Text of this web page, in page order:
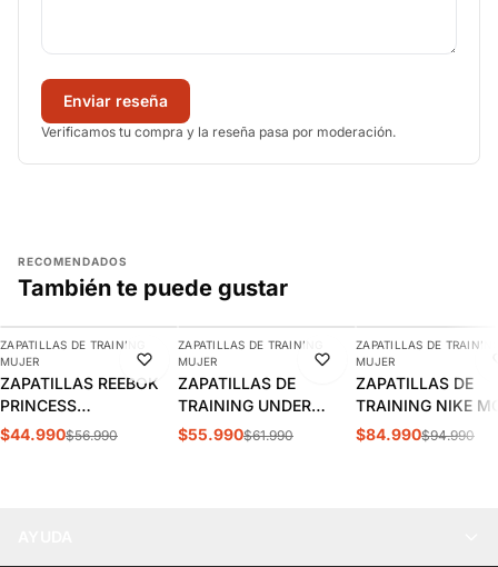
Enviar reseña
Verificamos tu compra y la reseña pasa por moderación.
RECOMENDADOS
También te puede gustar
-21%
AGREGAR
ZAPATILLAS DE TRAINING
MUJER
ZAPATILLAS REEBOK
PRINCESS
ENTRENAMIENTO
$44.990$56.990
-10%
AGREGAR
ZAPATILLAS DE TRAINING
MUJER
ZAPATILLAS DE
TRAINING UNDER
ARMOUR AURORA 3
$55.990$61.990
-11%
ZAPATILLAS DE
MUJER
ZAPATILLAS DE
TRAINING NIKE
TRAINER 3
$84.990$94.990